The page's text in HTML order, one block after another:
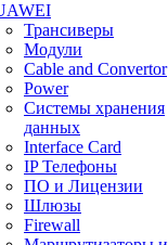
Трансиверы
Модули
Cable and Convertor
Power
Системы хранения
данных
Interface Card
IP Телефоны
ПО и Лицензии
Шлюзы
Firewall